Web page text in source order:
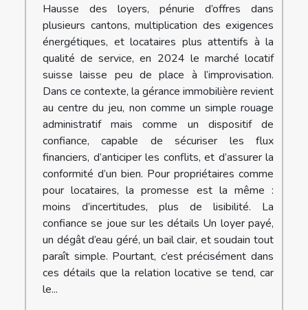
Hausse des loyers, pénurie d’offres dans
plusieurs cantons, multiplication des exigences
énergétiques, et locataires plus attentifs à la
qualité de service, en 2024 le marché locatif
suisse laisse peu de place à l’improvisation.
Dans ce contexte, la gérance immobilière revient
au centre du jeu, non comme un simple rouage
administratif mais comme un dispositif de
confiance, capable de sécuriser les flux
financiers, d’anticiper les conflits, et d’assurer la
conformité d’un bien. Pour propriétaires comme
pour locataires, la promesse est la même :
moins d’incertitudes, plus de lisibilité. La
confiance se joue sur les détails Un loyer payé,
un dégât d’eau géré, un bail clair, et soudain tout
paraît simple. Pourtant, c’est précisément dans
ces détails que la relation locative se tend, car
le...